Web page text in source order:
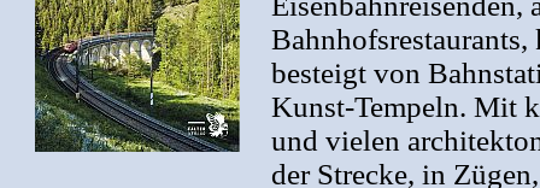
besteigt von
Kunst-Tempeln. Mit
und vielen
der Strecke, in